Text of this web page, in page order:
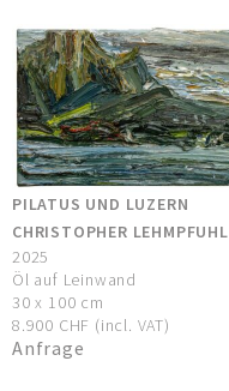
PILATUS UND LUZERN
CHRISTOPHER LEHMPFUHL
2025
Öl auf Leinwand
30 x 100 cm
8.900 CHF (incl. VAT)
Anfrage